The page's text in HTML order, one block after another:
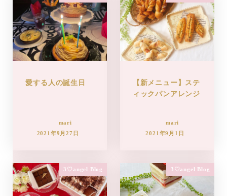
愛する人の誕生日
mari
2021年9月27日
【新メニュー】ステ
ィックパンアレンジ
mari
2021年9月1日
3♡angel Blog 3♡angel Blog